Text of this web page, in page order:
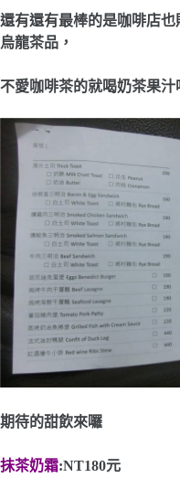
還有還有最棒的是咖啡店
烏龍茶品，
不愛咖啡茶的就喝奶茶果汁
期待的甜飲來囉
抺茶奶霜:NT180元